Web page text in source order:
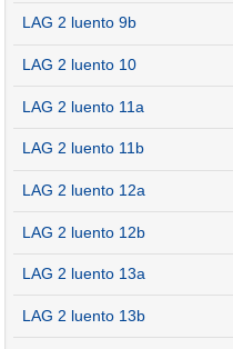
LAG 2 luento 9b
LAG 2 luento 10
LAG 2 luento 11a
LAG 2 luento 11b
LAG 2 luento 12a
LAG 2 luento 12b
LAG 2 luento 13a
LAG 2 luento 13b